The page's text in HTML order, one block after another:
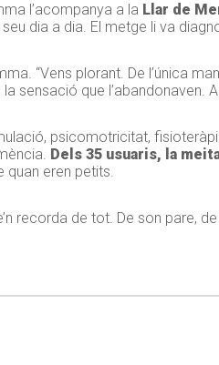
l’acompanya a la Llar de
dia a dia. El metge li va
“Vens plorant. De l’única
sensació que l’abandonaven.
psicomotricitat,
Dels 35 usuaris, la
quan eren petits.
recorda de tot. De son